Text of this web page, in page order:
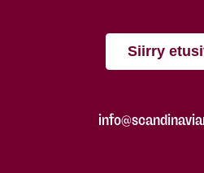
Siirry